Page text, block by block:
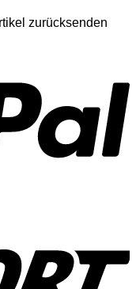
zurücksenden